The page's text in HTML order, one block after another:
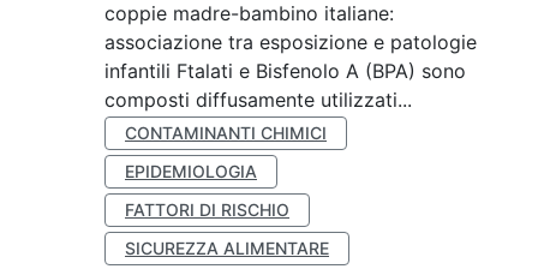
coppie madre-bambino italiane:
associazione tra esposizione e patologie
infantili Ftalati e Bisfenolo A (BPA) sono
composti diffusamente utilizzati...
CONTAMINANTI CHIMICI
EPIDEMIOLOGIA
FATTORI DI RISCHIO
SICUREZZA ALIMENTARE